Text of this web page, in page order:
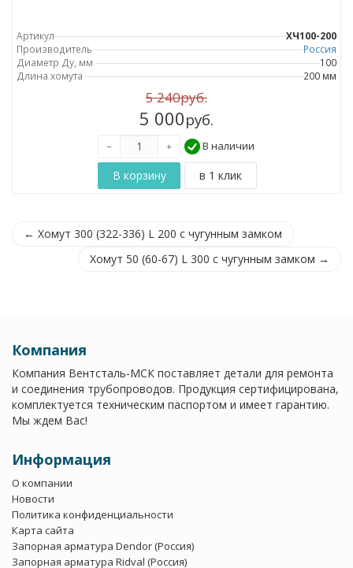
Артикул
ХЧ100-200
Производитель
Россия
Диаметр Ду, мм
100
Длина хомута
200 мм
5 240руб.
5 000руб.
В наличии
← Хомут 300 (322-336) L 200 с чугунным замком
Хомут 50 (60-67) L 300 с чугунным замком →
Компания
Компания Вентсталь-МСК поставляет детали для ремонта
и соединения трубопроводов. Продукция сертифицирована,
комплектуется техническим паспортом и имеет гарантию.
Мы ждем Вас!
Информация
О компании
Новости
Политика конфиденциальности
Карта сайта
Запорная арматура Dendor (Россия)
Запорная арматура Ridval (Россия)